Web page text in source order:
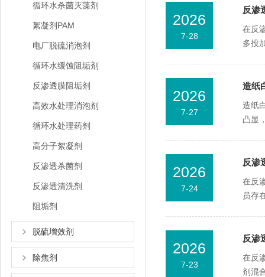
循环水杀菌灭藻剂
絮凝剂PAM
电厂脱硫消泡剂
循环水缓蚀阻垢剂
反渗透膜阻垢剂
高效水处理消泡剂
循环水处理药剂
高分子絮凝剂
反渗透杀菌剂
反渗透清洗剂
阻垢剂
脱硫增效剂
除焦剂
2026
7-28
反渗
在反
多投
2026
7-27
造纸
造纸
凸显
2026
7-24
反渗
在反
员存
2026
7-23
反渗
在反
剂混